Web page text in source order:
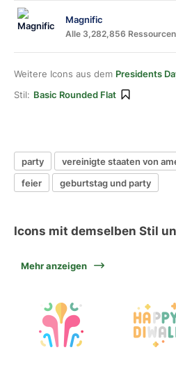
Magnific
Alle 3,282,856
Weitere Icons aus dem Presidents
Stil: Basic Rounded Flat
party vereinigte staaten von
feier
geburtstag und party
Icons mit demselben Stil
Mehr anzeigen